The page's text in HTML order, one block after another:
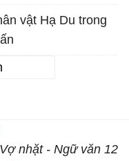
vật Hạ Du trong
nhặt - Ngữ văn 12